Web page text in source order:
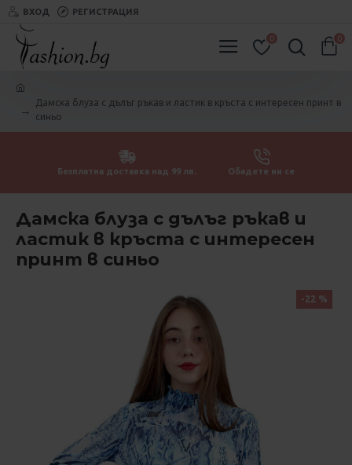
ВХОД РЕГИСТРАЦИЯ
0 0
Дамска блуза с дълъг ръкав и ластик в кръста с интересен принт в
синьо
Безплатна доставка над 99 лв. Обадете ни се
Дамска блуза с дълъг ръкав и
ластик в кръста с интересен
принт в синьо
-22 %